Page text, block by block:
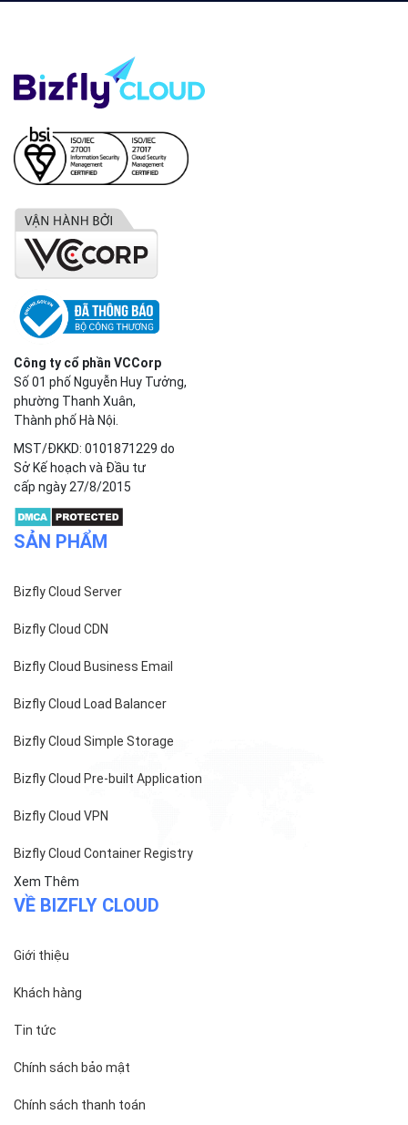
Công ty cổ phần VCCorp
Số 01 phố Nguyễn Huy Tưởng,
phường Thanh Xuân,
Thành phố Hà Nội.
MST/ĐKKD: 0101871229 do
Sở Kế hoạch và Đầu tư
cấp ngày 27/8/2015
SẢN PHẨM
Bizfly Cloud Server
Bizfly Cloud CDN
Bizfly Cloud Business Email
Bizfly Cloud Load Balancer
Bizfly Cloud Simple Storage
Bizfly Cloud Pre-built Application
Bizfly Cloud VPN
Bizfly Cloud Container Registry
Xem Thêm
VỀ BIZFLY CLOUD
Giới thiệu
Khách hàng
Tin tức
Chính sách bảo mật
Chính sách thanh toán